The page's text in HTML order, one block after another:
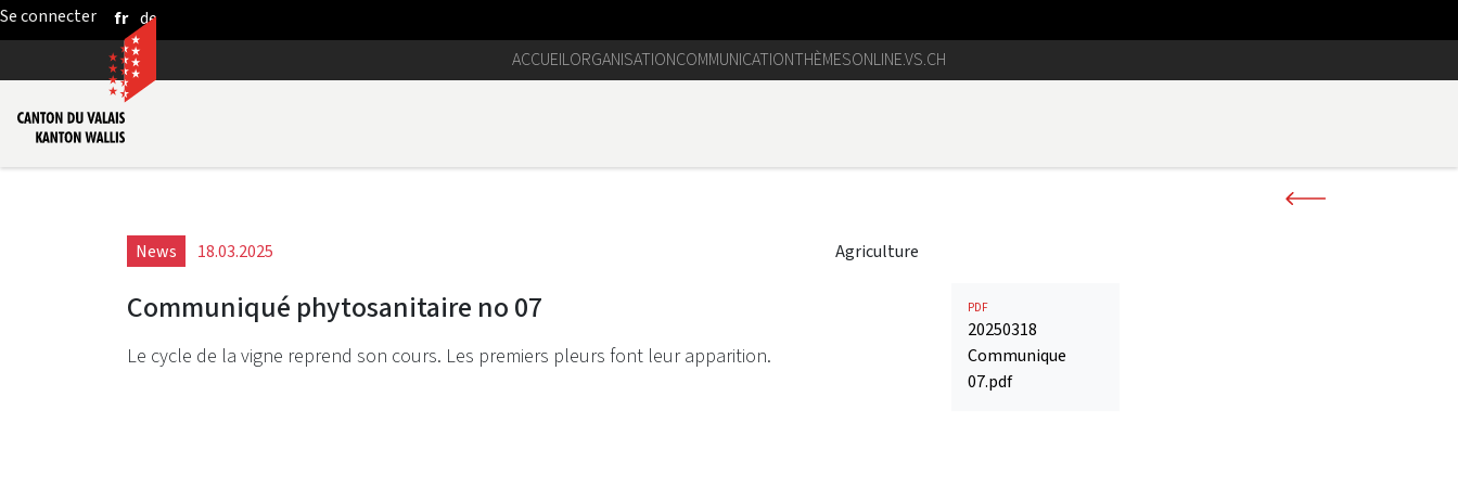
Saut au contenu principal
fr de
ACCUEILORGANISATIONCOMMUNICATIONTHÈMESONLINE.VS.CH
News 18.03.2025 Agriculture
Communiqué phytosanitaire no 07
Le cycle de la vigne reprend son cours. Les premiers pleurs font leur apparition.
PDF
20250318
Communique
07.pdf